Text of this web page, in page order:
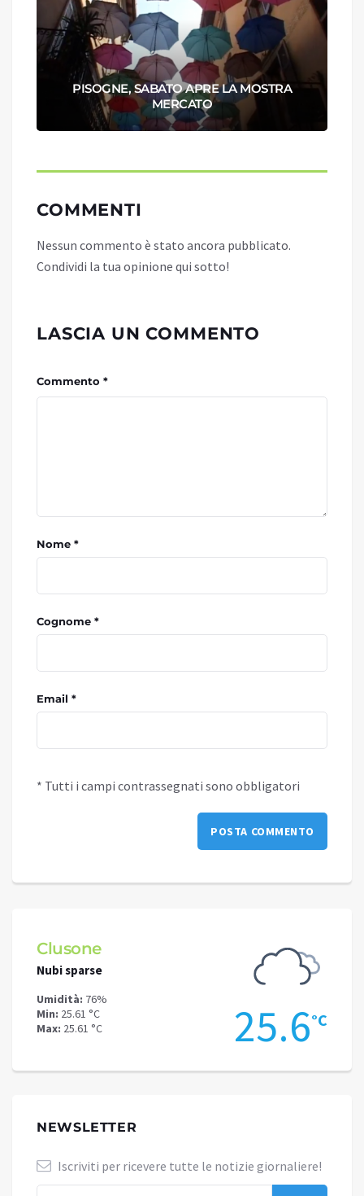
PISOGNE, SABATO APRE LA MOSTRA
MERCATO
COMMENTI
Nessun commento è stato ancora pubblicato.
Condividi la tua opinione qui sotto!
LASCIA UN COMMENTO
Commento *
Nome *
Cognome *
Email *
* Tutti i campi contrassegnati sono obbligatori
Clusone
Nubi sparse
Umidità: 76%
Min: 25.61 °C
Max: 25.61 °C 25.6°C
NEWSLETTER
Iscriviti per ricevere tutte le notizie giornaliere!